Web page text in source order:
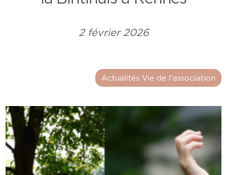
2 février 2026
Actualités Vie de l'association